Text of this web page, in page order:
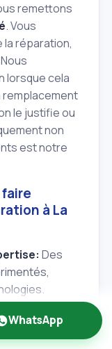
remettons
. Vous
la réparation,
lorsque cela
remplacement
le justifie ou
non
est notre
à La
Des
urgences
WhatsApp